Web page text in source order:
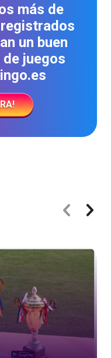
más de
un buen
juegos